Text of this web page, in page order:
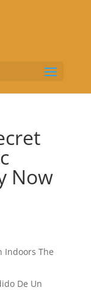
Now
Indoors The
De Un